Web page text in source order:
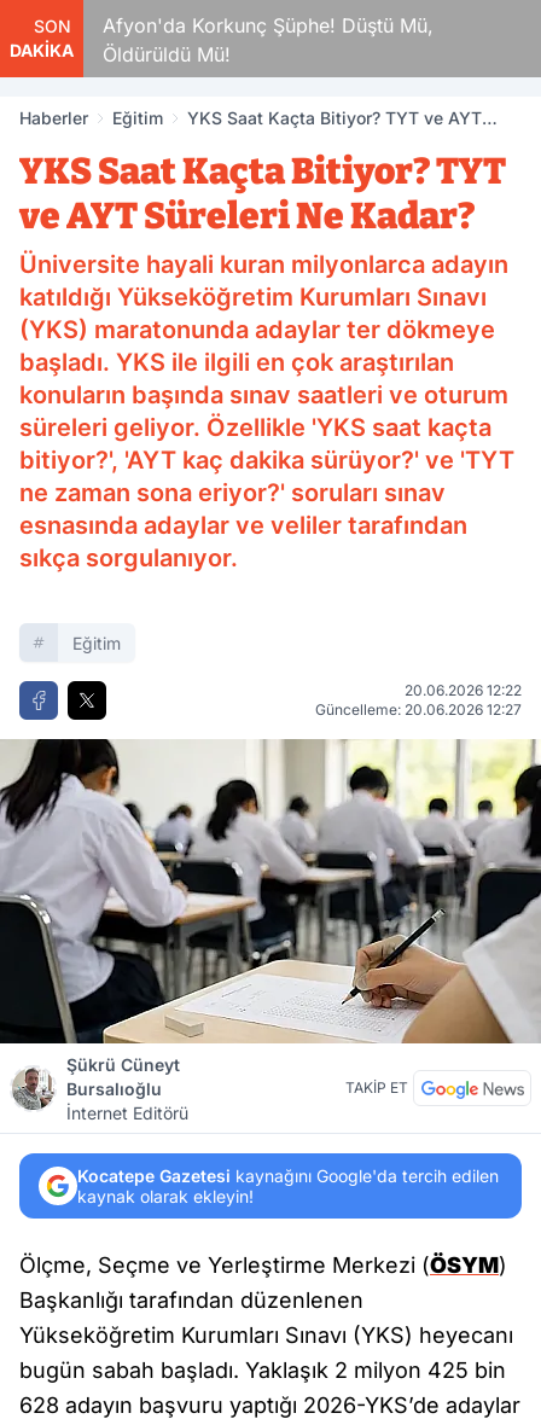
SON
DAKİKA
Afyon'da Korkunç Şüphe! Düştü Mü,
Öldürüldü Mü!
Haberler Eğitim
YKS Saat Kaçta Bitiyor? TYT ve AYT
YKS Saat Kaçta Bitiyor? TYT
ve AYT Süreleri Ne Kadar?
Üniversite hayali kuran milyonlarca adayın
katıldığı Yükseköğretim Kurumları Sınavı
(YKS) maratonunda adaylar ter dökmeye
başladı. YKS ile ilgili en çok araştırılan
konuların başında sınav saatleri ve oturum
süreleri geliyor. Özellikle 'YKS saat kaçta
bitiyor?', 'AYT kaç dakika sürüyor?' ve 'TYT
ne zaman sona eriyor?' soruları sınav
esnasında adaylar ve veliler tarafından
sıkça sorgulanıyor.
Eğitim
20.06.2026 12:22
Güncelleme: 20.06.2026 12:27
Şükrü Cüneyt
Bursalıoğlu
İnternet Editörü
TAKİP ET
Kocatepe Gazetesi kaynağını Google'da tercih edilen
kaynak olarak ekleyin!
Ölçme, Seçme ve Yerleştirme Merkezi (ÖSYM)
Başkanlığı tarafından düzenlenen
Yükseköğretim Kurumları Sınavı (YKS) heyecanı
bugün sabah başladı. Yaklaşık 2 milyon 425 bin
628 adayın başvuru yaptığı 2026-YKS’de adaylar